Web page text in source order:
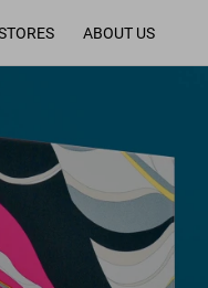
ABOUT US